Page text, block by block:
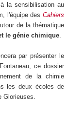
la sensibilisation au
l'équipe des Cahiers
de la thématique
le génie chimique.
par présenter le
ce dossier
de la chimie
les deux écoles de
Glorieuses.